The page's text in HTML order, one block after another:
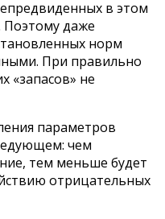
в этом
Поэтому даже
норм
При правильно
«запасов» не
параметров
чем
тем меньше будет
отрицательных